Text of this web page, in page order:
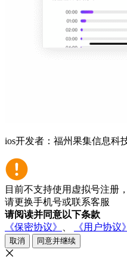
ios开发者：福州果集信息科
目前不支持使用虚拟号注册，
请更换手机号或联系客服
请阅读并同意以下条款
《保密协议》
《用户协议》
取消 同意并继续